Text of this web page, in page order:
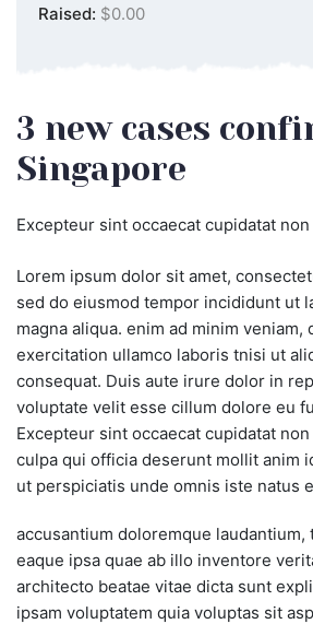
Raised: $0.00
3 new cases
Singapore
Excepteur sint occaecat cupidatat
Lorem ipsum dolor sit amet,
sed do eiusmod tempor incididunt ut
magna aliqua. enim ad minim veniam,
exercitation ullamco laboris tnisi ut
consequat. Duis aute irure dolor in
voluptate velit esse cillum dolore eu
Excepteur sint occaecat cupidatat
culpa qui officia deserunt mollit anim
ut perspiciatis unde omnis iste natus
accusantium doloremque laudantium,
eaque ipsa quae ab illo inventore
architecto beatae vitae dicta sunt
ipsam voluptatem quia voluptas sit